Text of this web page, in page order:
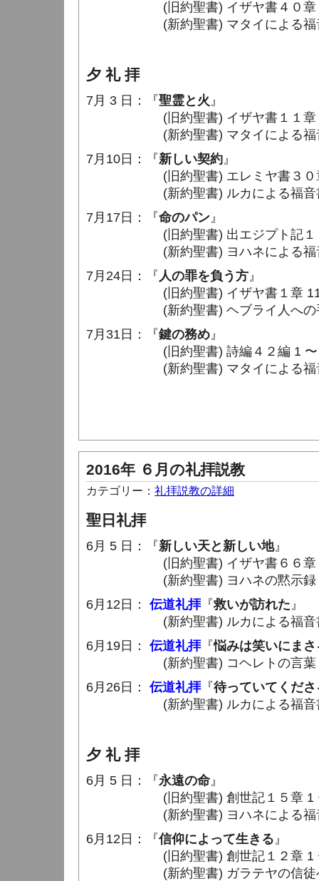
(旧約聖書) イザヤ書４０章 3
(新約聖書) マタイによる福音
夕 礼 拝
7月 3 日：『聖霊と火 』
(旧約聖書) イザヤ書１１章 1
(新約聖書) マタイによる福音
7月10日：『新しい契約』
(旧約聖書) エレミヤ書３０章
(新約聖書) ルカによる福音書
7月17日：『命のパン』
(旧約聖書) 出エジプト記１６
(新約聖書) ヨハネによる福音
7月24日：『 人の罪を負う方』
(旧約聖書) イザヤ書１章 11
(新約聖書) ヘブライ人への手
7月31日：『鍵の務め』
(旧約聖書) 詩編４２編 1 〜
(新約聖書) マタイによる福音
2016年 ６月の礼拝説教
カテゴリー： 礼拝説教の詳細
聖日礼拝
6月 5 日：『新しい天と新しい地』
(旧約聖書) イザヤ書６６章
(新約聖書) ヨハネの黙示録２
6月12日： 伝道礼拝『救いが訪れた』
(新約聖書) ルカによる福音書
6月19日： 伝道礼拝『悩みは笑いにまさ
(新約聖書) コヘレトの言葉７
6月26日： 伝道礼拝『待っていてくだ
(新約聖書) ルカによる福音書
夕 礼 拝
6月 5 日：『永遠の命』
(旧約聖書) 創世記１５章 1
(新約聖書) ヨハネによる福音
6月12日：『信仰によって生きる』
(旧約聖書) 創世記１２章 1
(新約聖書) ガラテヤの信徒へ